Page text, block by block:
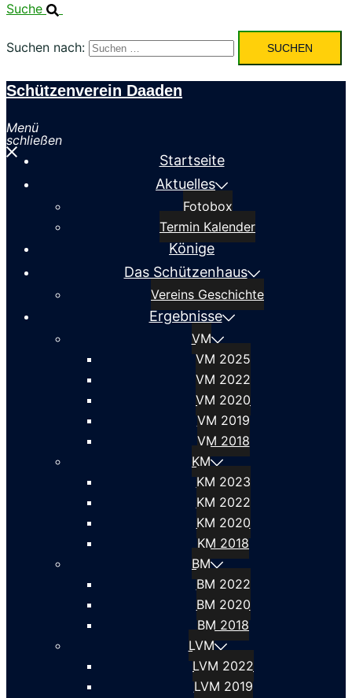
Suche
Suchen nach:
Schützenverein Daaden
Menü
schließen
Startseite
Aktuelles
Fotobox
Termin Kalender
Könige
Das Schützenhaus
Vereins Geschichte
Ergebnisse
VM
VM 2025
VM 2022
VM 2020
VM 2019
VM 2018
KM
KM 2023
KM 2022
KM 2020
KM 2018
BM
BM 2022
BM 2020
BM 2018
LVM
LVM 2022
LVM 2019